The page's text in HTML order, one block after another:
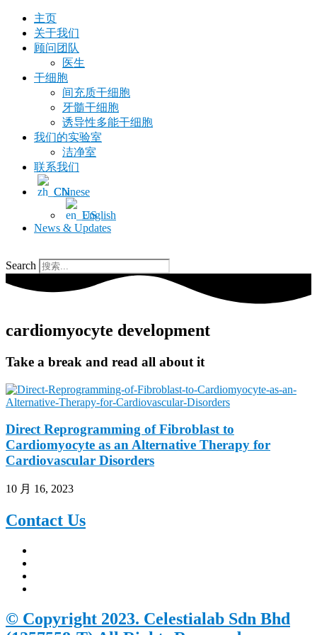
主页
关于我们
顾问团队
医生
干细胞
间充质干细胞
牙髓干细胞
诱导性多能干细胞
我们的实验室
洁净室
联系我们
Chinese
English
News & Updates
Search
cardiomyocyte development
Take a break and read all about it
Direct Reprogramming of Fibroblast to
Cardiomyocyte as an Alternative Therapy for
Cardiovascular Disorders
10 月 16, 2023
Contact Us
© Copyright 2023. Celestialab Sdn Bhd